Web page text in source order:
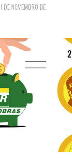
1 DE NOVEMBRO DE